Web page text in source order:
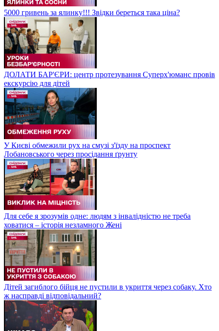
5000 гривень за ялинку!!! Звідки береться така ціна?
ДОЛАТИ БАР'ЄРИ: центр протезування Суперх'юманс провів
екскурсію для дітей
У Києві обмежили рух на смузі з'їзду на проспект
Лобановського через просідання ґрунту
Для себе я зрозумів одне: людям з інвалідністю не треба
ховатися – історія незламного Жені
Дітей загиблого бійця не пустили в укриття через собаку. Хто
ж насправді відповідальний?